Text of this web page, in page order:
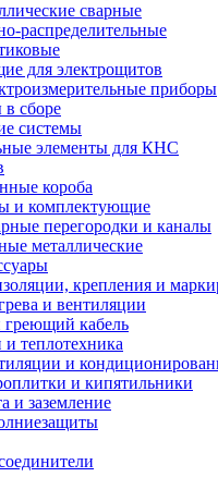
сварные
распределительные
для электрощитов
приборы
сборе
системы
элементы для КНС
короба
и комплектующие
перегородки и каналы
металлические
крепления и
и вентиляции
кабель
и теплотехника
и
и кипятильники
и заземление